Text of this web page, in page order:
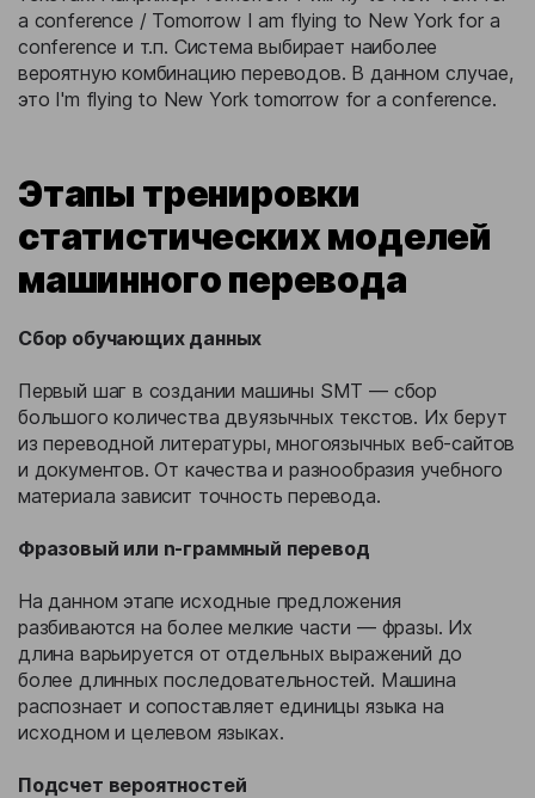
a conference / Tomorrow I am flying to New York for a
conference и т.п. Система выбирает наиболее
вероятную комбинацию переводов. В данном случае,
это I'm flying to New York tomorrow for a conference.
Этапы тренировки
статистических моделей
машинного перевода
Сбор обучающих данных
Первый шаг в создании машины SMT — сбор
большого количества двуязычных текстов. Их берут
из переводной литературы, многоязычных веб-сайтов
и документов. От качества и разнообразия учебного
материала зависит точность перевода.
Фразовый или n-граммный перевод
На данном этапе исходные предложения
разбиваются на более мелкие части — фразы. Их
длина варьируется от отдельных выражений до
более длинных последовательностей. Машина
распознает и сопоставляет единицы языка на
исходном и целевом языках.
Подсчет вероятностей